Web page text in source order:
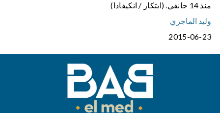
منذ 14 جانفي. (ابتكار / انكيفادا)
وليد الماجري
2015-06-23